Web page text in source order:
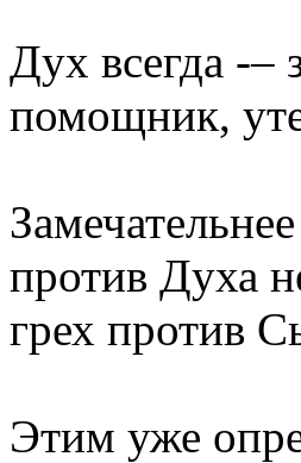
Дух всегда -–
помощник,
против Духа
грех против
Этим уже